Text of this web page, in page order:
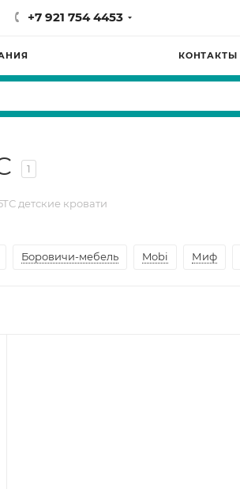
+7 921 754 4453
КОНТАКТЫ
1
детские кровати
Боровичи-мебель Mobi Миф